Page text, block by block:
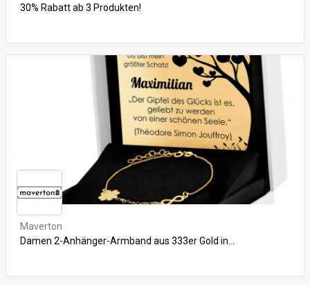
30% Rabatt ab 3 Produkten!
Maverton
Damen 2-Anhänger-Armband aus 333er Gold in...